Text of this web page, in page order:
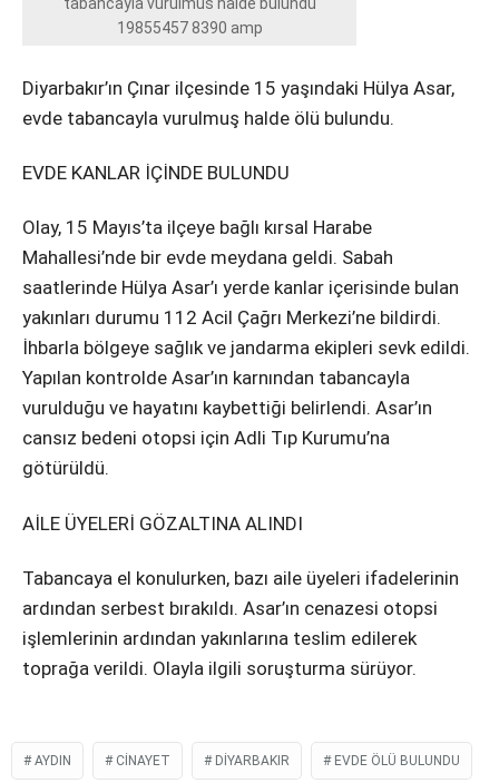
19855457 8390 amp
Diyarbakır’ın Çınar ilçesinde 15 yaşındaki Hülya Asar,
evde tabancayla vurulmuş halde ölü bulundu.
EVDE KANLAR İÇİNDE BULUNDU
Olay, 15 Mayıs’ta ilçeye bağlı kırsal Harabe
Mahallesi’nde bir evde meydana geldi. Sabah
saatlerinde Hülya Asar’ı yerde kanlar içerisinde bulan
yakınları durumu 112 Acil Çağrı Merkezi’ne bildirdi.
İhbarla bölgeye sağlık ve jandarma ekipleri sevk edildi.
Yapılan kontrolde Asar’ın karnından tabancayla
vurulduğu ve hayatını kaybettiği belirlendi. Asar’ın
cansız bedeni otopsi için Adli Tıp Kurumu’na
götürüldü.
AİLE ÜYELERİ GÖZALTINA ALINDI
Tabancaya el konulurken, bazı aile üyeleri ifadelerinin
ardından serbest bırakıldı. Asar’ın cenazesi otopsi
işlemlerinin ardından yakınlarına teslim edilerek
toprağa verildi. Olayla ilgili soruşturma sürüyor.
AYDIN CINAYET DIYARBAKIR EVDE ÖLÜ BULUNDU